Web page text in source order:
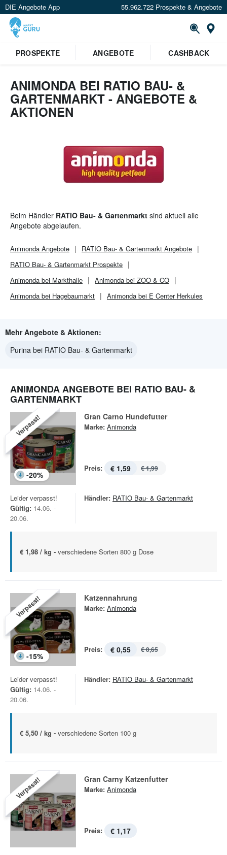
DIE Angebote App 55.962.722 Prospekte & Angebote
Standort festlegen
PROSPEKTE ANGEBOTE CASHBACK
ANIMONDA BEI RATIO BAU- &
GARTENMARKT - ANGEBOTE &
AKTIONEN
Beim Händler RATIO Bau- & Gartenmarkt sind aktuell alle
Angebote abgelaufen.
Animonda Angebote RATIO Bau- & Gartenmarkt Angebote
RATIO Bau- & Gartenmarkt Prospekte
Animonda bei Markthalle
Animonda bei ZOO & CO
Animonda bei Hagebaumarkt
Animonda bei E Center Herkules
Mehr Angebote & Aktionen:
Purina bei RATIO Bau- & Gartenmarkt
ANIMONDA ANGEBOTE BEI RATIO BAU- &
GARTENMARKT
Verpasst!
-20%
Gran Carno Hundefutter
Marke: Animonda
Preis: € 1,59 € 1,99
Leider verpasst!
Gültig: 14.06. -
20.06.
Händler: RATIO Bau- & Gartenmarkt
€ 1,98 / kg - verschiedene Sorten 800 g Dose
Verpasst!
-15%
Katzennahrung
Marke: Animonda
Preis: € 0,55 € 0,65
Leider verpasst!
Gültig: 14.06. -
20.06.
Händler: RATIO Bau- & Gartenmarkt
€ 5,50 / kg - verschiedene Sorten 100 g
Verpasst! Gran Carny Katzenfutter
Marke: Animonda
Preis: € 1,17